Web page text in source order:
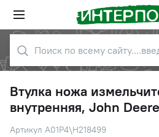
Втулка ножа
внутренняя, John
Артикул A01P4\H218499